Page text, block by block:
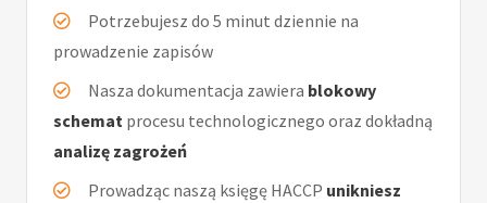
Potrzebujesz do 5 minut dziennie na
prowadzenie zapisów
Nasza dokumentacja zawiera blokowy
schemat procesu technologicznego oraz dokładną
analizę zagrożeń
Prowadząc naszą księgę HACCP unikniesz